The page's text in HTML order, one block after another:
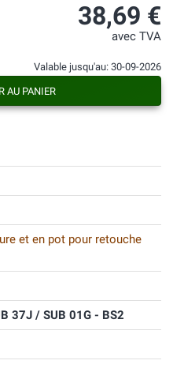
et en pot pour retouche
37J / SUB 01G - BS2
38,69 €
avec TVA
Valable jusqu'au: 30-09-2026
AU PANIER